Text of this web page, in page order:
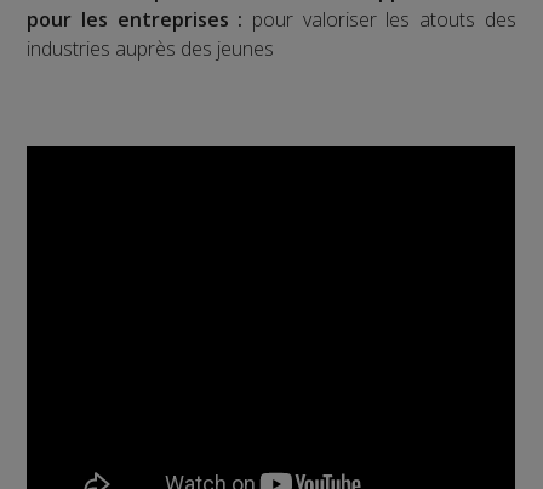
pour les entreprises : pour valoriser les atouts des
industries auprès des jeunes